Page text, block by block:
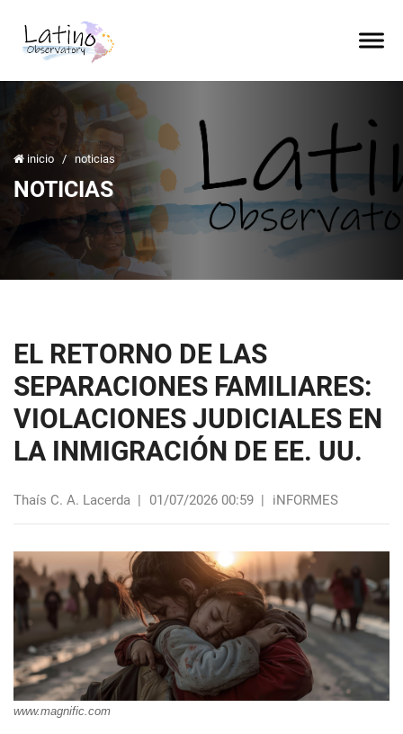
inicio / noticias
NOTICIAS
EL RETORNO DE LAS
SEPARACIONES FAMILIARES:
VIOLACIONES JUDICIALES EN
LA INMIGRACIÓN DE EE. UU.
Thaís C. A. Lacerda | 01/07/2026 00:59 | iNFORMES
www.magnific.com